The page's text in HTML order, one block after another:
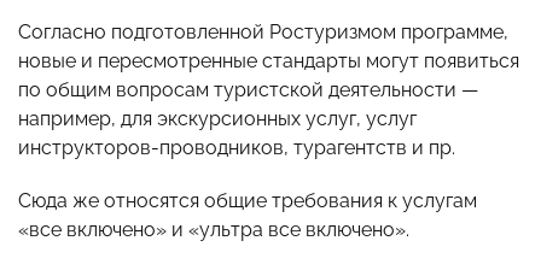
Согласно подготовленной Ростуризмом программе,
новые и пересмотренные стандарты могут появиться
по общим вопросам туристской деятельности —
например, для экскурсионных услуг, услуг
инструкторов-проводников, турагентств и пр.
Сюда же относятся общие требования к услугам
«все включено» и «ультра все включено».